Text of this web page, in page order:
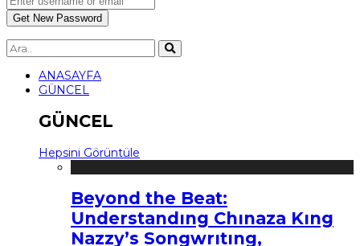
ANASAYFA
GÜNCEL
GÜNCEL
Hepsini Görüntüle
Beyond the Beat:
Understandıng Chınaza Kıng
Nazzy’s Songwrıtıng,